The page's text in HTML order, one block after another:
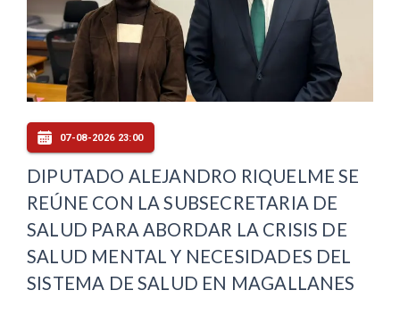
07-08-2026 23:00
DIPUTADO ALEJANDRO RIQUELME SE
REÚNE CON LA SUBSECRETARIA DE
SALUD PARA ABORDAR LA CRISIS DE
SALUD MENTAL Y NECESIDADES DEL
SISTEMA DE SALUD EN MAGALLANES